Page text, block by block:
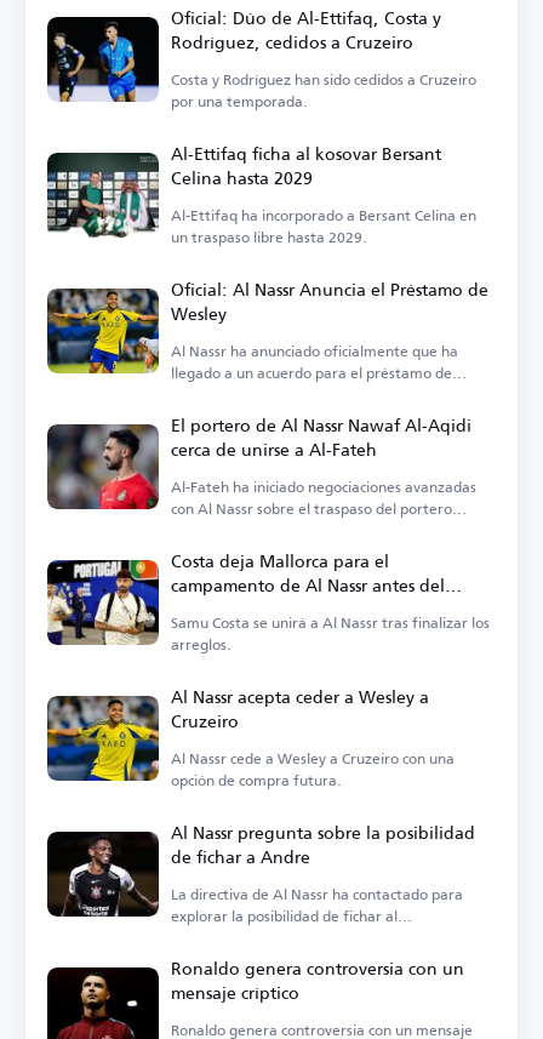
Oficial: Dúo de Al-Ettifaq, Costa y
Rodríguez, cedidos a Cruzeiro
Costa y Rodríguez han sido cedidos a Cruzeiro
por una temporada.
Al-Ettifaq ficha al kosovar Bersant
Celina hasta 2029
Al-Ettifaq ha incorporado a Bersant Celina en
un traspaso libre hasta 2029.
Oficial: Al Nassr Anuncia el Préstamo de
Wesley
Al Nassr ha anunciado oficialmente que ha
llegado a un acuerdo para el préstamo de
El portero de Al Nassr Nawaf Al-Aqidi
cerca de unirse a Al-Fateh
Al-Fateh ha iniciado negociaciones avanzadas
con Al Nassr sobre el traspaso del portero
Costa deja Mallorca para el
campamento de Al Nassr antes del
Samu Costa se unirá a Al Nassr tras finalizar los
arreglos.
Al Nassr acepta ceder a Wesley a
Cruzeiro
Al Nassr cede a Wesley a Cruzeiro con una
opción de compra futura.
Al Nassr pregunta sobre la posibilidad
de fichar a Andre
La directiva de Al Nassr ha contactado para
explorar la posibilidad de fichar al
Ronaldo genera controversia con un
mensaje críptico
Ronaldo genera controversia con un mensaje